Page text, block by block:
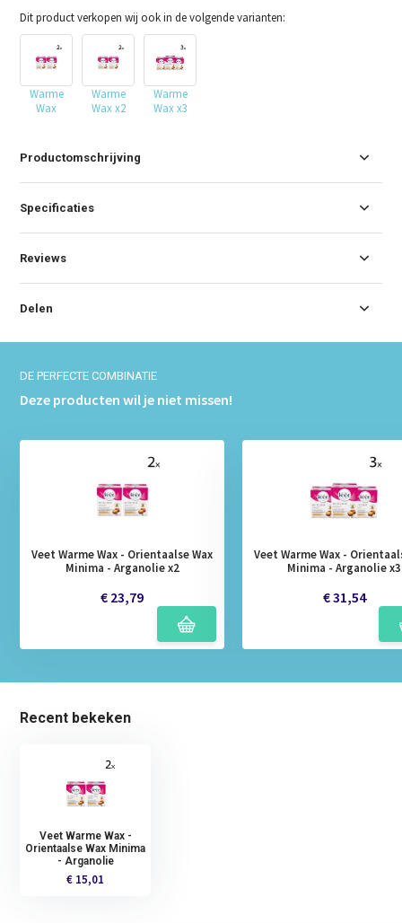
Dit product verkopen wij ook in de volgende varianten:
Warme
Wax
Warme
Wax x2
Warme
Wax x3
Productomschrijving
Specificaties
Reviews
Delen
DE PERFECTE COMBINATIE
Deze producten wil je niet missen!
Veet Warme Wax - Orientaalse Wax
Minima - Arganolie x2
€ 23,79
Veet Warme Wax -
Minima - Arganolie x3
€ 31,54
Recent bekeken
Veet Warme Wax -
Orientaalse Wax Minima
- Arganolie
€ 15,01